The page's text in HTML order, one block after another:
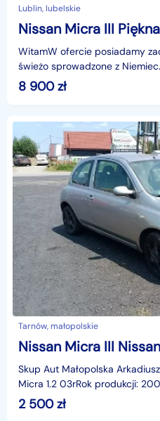
Lublin, lubelskie
WitamW ofercie posiadamy
świeżo sprowadzone z
bardzo ekonomicznym
8 900zł
Tarnów, małopolskie
Nissan Micra III
Skup Aut Małopolska
Micra 1.2 03rRok produkcji:
5Skrzynia: ManualPrzebieg:
2 500zł